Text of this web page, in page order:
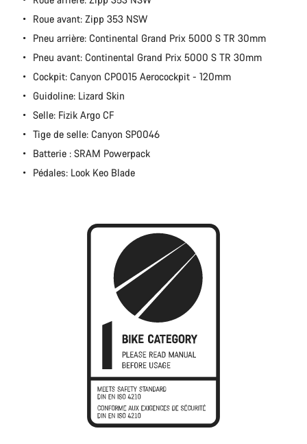
Roue avant: Zipp 353 NSW
Pneu arrière: Continental Grand Prix 5000 S TR 30mm
Pneu avant: Continental Grand Prix 5000 S TR 30mm
Cockpit: Canyon CP0015 Aerocockpit - 120mm
Guidoline: Lizard Skin
Selle: Fizik Argo CF
Tige de selle: Canyon SP0046
Batterie : SRAM Powerpack
Pédales: Look Keo Blade